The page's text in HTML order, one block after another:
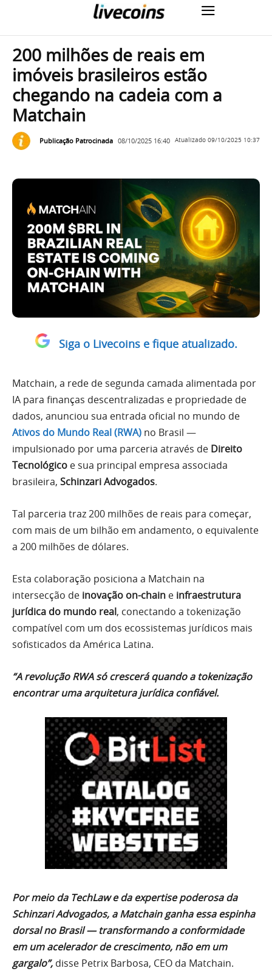
200 milhões de reais em
imóveis brasileiros estão
chegando na cadeia com a
Matchain
Publicação Patrocinada 08/10/2025 16:40 Atualizado 09/10/2025 10:37
Siga o Livecoins e fique atualizado.
Matchain, a rede de segunda camada alimentada por
IA para finanças descentralizadas e propriedade de
dados, anunciou sua entrada oficial no mundo de
Ativos do Mundo Real (RWA) no Brasil —
impulsionado por uma parceria através de Direito
Tecnológico e sua principal empresa associada
brasileira, Schinzari Advogados.
Tal parceria traz 200 milhões de reais para começar,
com mais de um bilhão em andamento, o equivalente
a 200 milhões de dólares.
Esta colaboração posiciona a Matchain na
intersecção de inovação on-chain e infraestrutura
jurídica do mundo real, conectando a tokenização
compatível com um dos ecossistemas jurídicos mais
sofisticados da América Latina.
“A revolução RWA só crescerá quando a tokenização
encontrar uma arquitetura jurídica confiável.
Por meio da TechLaw e da expertise poderosa da
Schinzari Advogados, a Matchain ganha essa espinha
dorsal no Brasil — transformando a conformidade
em um acelerador de crescimento, não em um
gargalo”, disse Petrix Barbosa, CEO da Matchain.